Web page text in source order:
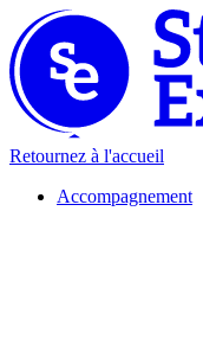
Retournez à l'accueil
Accompagnement